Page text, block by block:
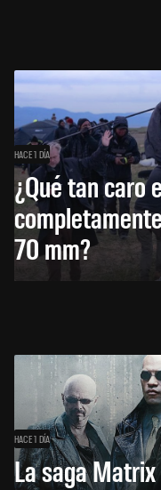
HACE 1 DÍA
¿Qué tan caro
70 mm?
HACE 1 DÍA
La saga